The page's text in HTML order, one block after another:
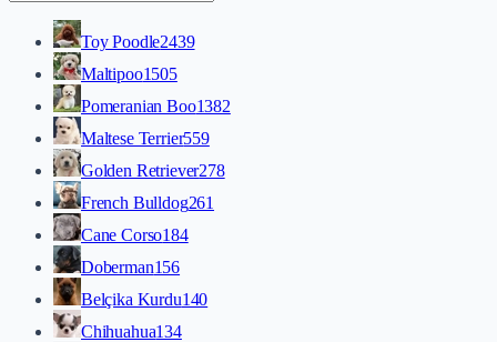
Toy Poodle2439
Maltipoo1505
Pomeranian Boo1382
Maltese Terrier559
Golden Retriever278
French Bulldog261
Cane Corso184
Doberman156
Belçika Kurdu140
Chihuahua134